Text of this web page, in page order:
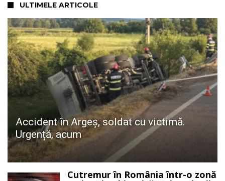
ULTIMELE ARTICOLE
Accident în Argeș, soldat cu victimă.
Urgență, acum
Cutremur în România într-o zonă